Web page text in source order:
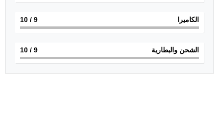
الكاميرا 9
/ 10
الشحن والبطارية 9
/ 10